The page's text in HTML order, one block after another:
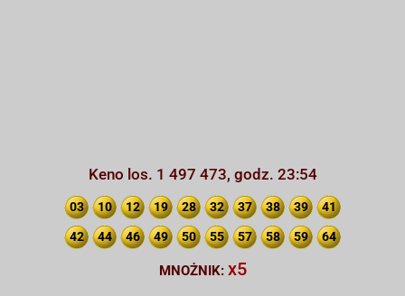
Keno los. 1 497 473, godz. 23:54
03 10 12 19 28 32 37 38 39 41
42 44 46 49 50 55 57 58 59 64
MNOŻNIK: x5